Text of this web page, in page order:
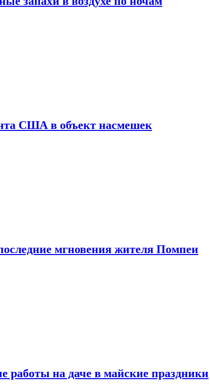
США в объект насмешек
мгновения жителя Помпеи
работы на даче в майские праздники